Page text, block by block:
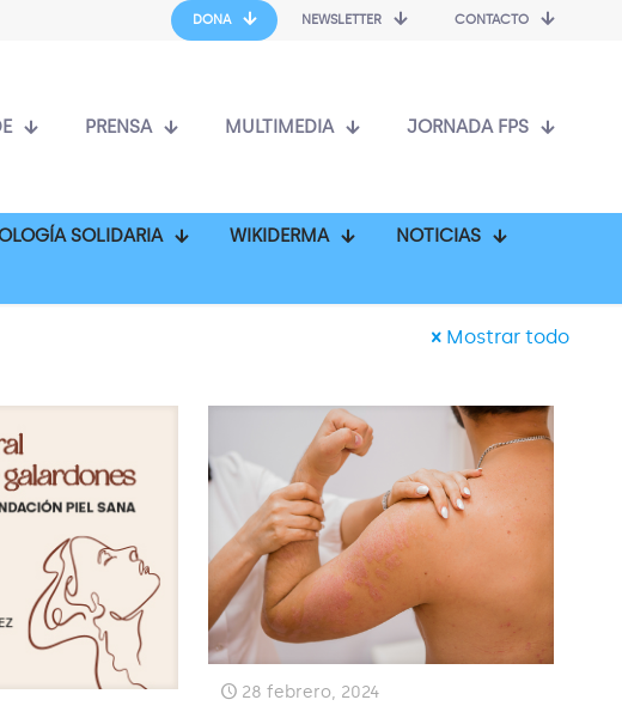
DONA NEWSLETTER CONTACTO
PRENSA MULTIMEDIA JORNADA FPS
SOLIDARIA WIKIDERMA NOTICIAS
Mostrar todo
28 febrero, 2024